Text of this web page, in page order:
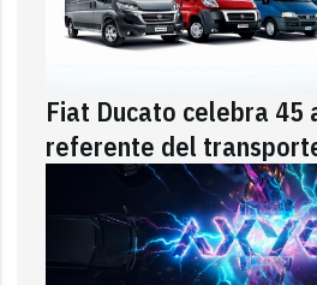
Fiat Ducato celebra 45
referente del